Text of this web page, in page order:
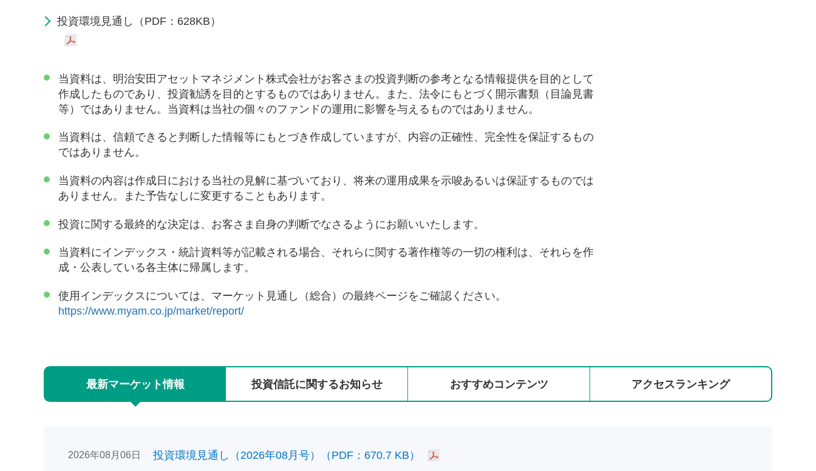
投資環境見通し（PDF：628KB）
当資料は、明治安田アセットマネジメント株式会社がお客さまの投資判断の参考となる情報提供を目的として
作成したものであり、投資勧誘を目的とするものではありません。また、法令にもとづく開示書類（目論見書
等）ではありません。当資料は当社の個々のファンドの運用に影響を与えるものではありません。
当資料は、信頼できると判断した情報等にもとづき作成していますが、内容の正確性、完全性を保証するもの
ではありません。
当資料の内容は作成日における当社の見解に基づいており、将来の運用成果を示唆あるいは保証するものでは
ありません。また予告なしに変更することもあります。
投資に関する最終的な決定は、お客さま自身の判断でなさるようにお願いいたします。
当資料にインデックス・統計資料等が記載される場合、それらに関する著作権等の一切の権利は、それらを作
成・公表している各主体に帰属します。
使用インデックスについては、マーケット見通し（総合）の最終ページをご確認ください。
https://www.myam.co.jp/market/report/
最新マーケット情報 投資信託に関するお知らせ おすすめコンテンツ アクセスランキング
2026年08月06日 投資環境見通し（2026年08月号）（PDF：670.7 KB）